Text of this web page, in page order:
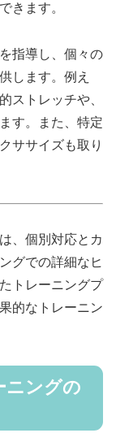
きます。
指導し、個々の
します。例え
ストレッチや、
す。また、特定
ササイズも取り
、個別対応とカ
グでの詳細なヒ
トレーニングプ
的なトレーニン
ニングの